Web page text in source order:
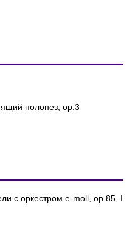
полонез, op.3
с оркестром e-moll, op.85, I